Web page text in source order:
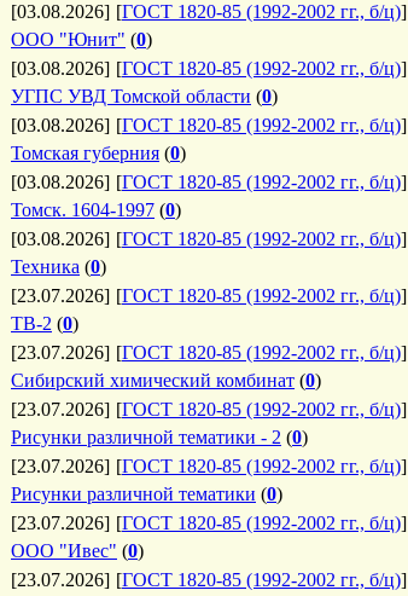
[03.08.2026] [ГОСТ 1820-85 (1992-2002 гг., б/ц)]
ООО "Юнит" (0)
[03.08.2026] [ГОСТ 1820-85 (1992-2002 гг., б/ц)]
УГПС УВД Томской области (0)
[03.08.2026] [ГОСТ 1820-85 (1992-2002 гг., б/ц)]
Томская губерния (0)
[03.08.2026] [ГОСТ 1820-85 (1992-2002 гг., б/ц)]
Томск. 1604-1997 (0)
[03.08.2026] [ГОСТ 1820-85 (1992-2002 гг., б/ц)]
Техника (0)
[23.07.2026] [ГОСТ 1820-85 (1992-2002 гг., б/ц)]
ТВ-2 (0)
[23.07.2026] [ГОСТ 1820-85 (1992-2002 гг., б/ц)]
Сибирский химический комбинат (0)
[23.07.2026] [ГОСТ 1820-85 (1992-2002 гг., б/ц)]
Рисунки различной тематики - 2 (0)
[23.07.2026] [ГОСТ 1820-85 (1992-2002 гг., б/ц)]
Рисунки различной тематики (0)
[23.07.2026] [ГОСТ 1820-85 (1992-2002 гг., б/ц)]
ООО "Ивес" (0)
[23.07.2026] [ГОСТ 1820-85 (1992-2002 гг., б/ц)]